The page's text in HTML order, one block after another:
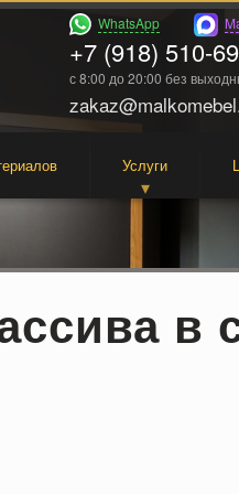
WhatsApp
+7 (918) 510-
с 8:00 до 20:00 без
Услуги
в